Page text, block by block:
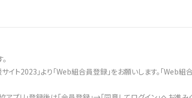
ト2023」より「Web組合員登録」をお願いします。「Web